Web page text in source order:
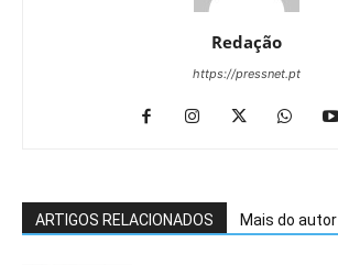
Redação
https://pressnet.pt
ARTIGOS RELACIONADOS Mais do autor